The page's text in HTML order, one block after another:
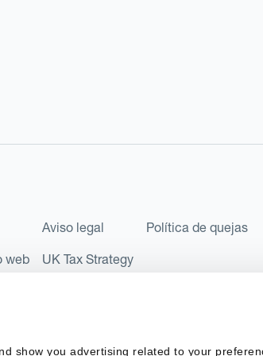
show you advertising related to your
web
Aviso legal
UK Tax Strategy
Política de quejas
(Limited Company) bajo el número de